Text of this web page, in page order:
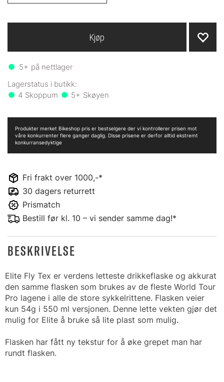
5+ på nettlager
4 5+
Kjøp
Fri frakt over 1000,-*
30 dagers returrett
Prismatch
Bestill før kl. 10 – vi sender samme dag!*
Produkter merket Bikeshop pris er bestselgere der vi kontrollerer prisen mot
våre konkurrenter flere ganger daglig. Disse prisene er derfor alltid ekstremt
konkurransedyktige
BESKRIVELSE
Elite Fly Tex er verdens letteste drikkeflaske og akkurat
den samme flasken som brukes av de fleste World Tour
Pro lagene i alle de store sykkelrittene. Flasken veier
kun 54g i 550 ml versjonen. Denne lette vekten gjør det
mulig for Elite å bruke så lite plast som mulig.
Flasken har fått ny tekstur for å øke grepet man har
rundt flasken.